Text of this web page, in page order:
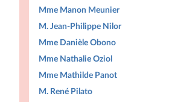
Mme Manon Meunier
M. Jean-Philippe Nilor
Mme Danièle Obono
Mme Nathalie Oziol
Mme Mathilde Panot
M. René Pilato